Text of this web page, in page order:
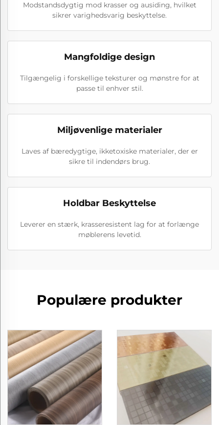
Modstandsdygtig mod krasser og ausiding, hvilket
sikrer varighedsvarig beskyttelse.
Mangfoldige design
Tilgængelig i forskellige teksturer og mønstre for at
passe til enhver stil.
Miljøvenlige materialer
Laves af bæredygtige, ikketoxiske materialer, der er
sikre til indendørs brug.
Holdbar Beskyttelse
Leverer en stærk, krasseresistent lag for at forlænge
møblerens levetid.
Populære produkter